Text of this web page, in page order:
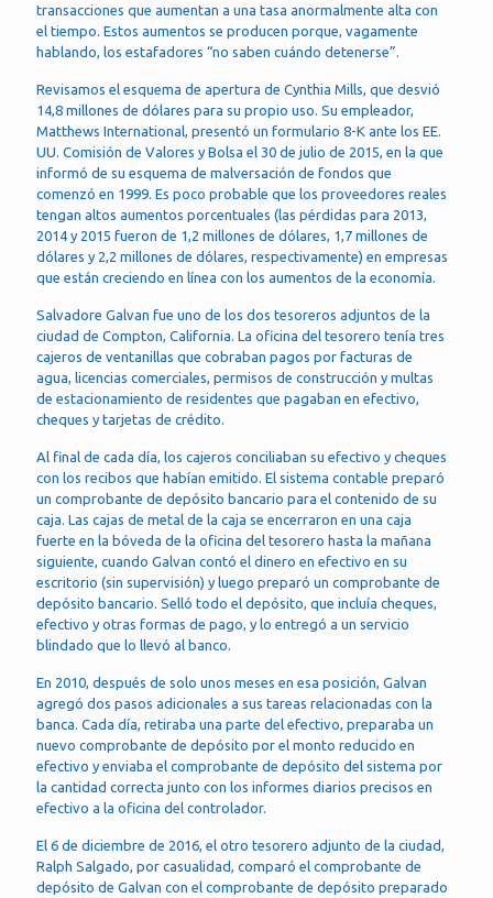
transacciones que aumentan a una tasa anormalmente alta con
el tiempo. Estos aumentos se producen porque, vagamente
hablando, los estafadores “no saben cuándo detenerse”.
Revisamos el esquema de apertura de Cynthia Mills, que desvió
14,8 millones de dólares para su propio uso. Su empleador,
Matthews International, presentó un formulario 8-K ante los EE.
UU. Comisión de Valores y Bolsa el 30 de julio de 2015, en la que
informó de su esquema de malversación de fondos que
comenzó en 1999. Es poco probable que los proveedores reales
tengan altos aumentos porcentuales (las pérdidas para 2013,
2014 y 2015 fueron de 1,2 millones de dólares, 1,7 millones de
dólares y 2,2 millones de dólares, respectivamente) en empresas
que están creciendo en línea con los aumentos de la economía.
Salvadore Galvan fue uno de los dos tesoreros adjuntos de la
ciudad de Compton, California. La oficina del tesorero tenía tres
cajeros de ventanillas que cobraban pagos por facturas de
agua, licencias comerciales, permisos de construcción y multas
de estacionamiento de residentes que pagaban en efectivo,
cheques y tarjetas de crédito.
Al final de cada día, los cajeros conciliaban su efectivo y cheques
con los recibos que habían emitido. El sistema contable preparó
un comprobante de depósito bancario para el contenido de su
caja. Las cajas de metal de la caja se encerraron en una caja
fuerte en la bóveda de la oficina del tesorero hasta la mañana
siguiente, cuando Galvan contó el dinero en efectivo en su
escritorio (sin supervisión) y luego preparó un comprobante de
depósito bancario. Selló todo el depósito, que incluía cheques,
efectivo y otras formas de pago, y lo entregó a un servicio
blindado que lo llevó al banco.
En 2010, después de solo unos meses en esa posición, Galvan
agregó dos pasos adicionales a sus tareas relacionadas con la
banca. Cada día, retiraba una parte del efectivo, preparaba un
nuevo comprobante de depósito por el monto reducido en
efectivo y enviaba el comprobante de depósito del sistema por
la cantidad correcta junto con los informes diarios precisos en
efectivo a la oficina del controlador.
El 6 de diciembre de 2016, el otro tesorero adjunto de la ciudad,
Ralph Salgado, por casualidad, comparó el comprobante de
depósito de Galvan con el comprobante de depósito preparado